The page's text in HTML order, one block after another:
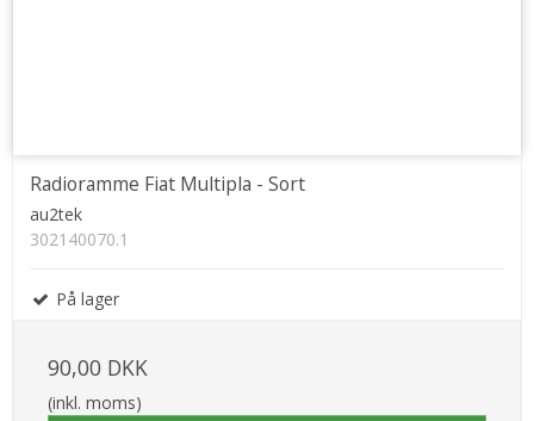
Radioramme Fiat Multipla - Sort
au2tek
302140070.1
På lager
90,00 DKK
(inkl. moms)